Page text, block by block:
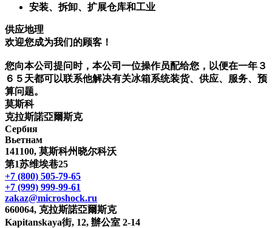
安装、拆卸、扩展仓库和工业
供应地理
欢迎您成为我们的顾客！
您向本公司提问时，本公司一位操作员配给您，以便在一年３
６５天都可以联系他解决有关冰箱系统装货、供应、服务、预
算问题。
莫斯科
克拉斯諾亞爾斯克
Сербия
Вьетнам
141100, 莫斯科州晓尔科沃
第1苏维埃巷25
+7 (800) 505-79-65
+7 (999) 999-99-61
zakaz@microshock.ru
660064, 克拉斯諾亞爾斯克
Kapitanskaya街, 12, 辦公室 2-14